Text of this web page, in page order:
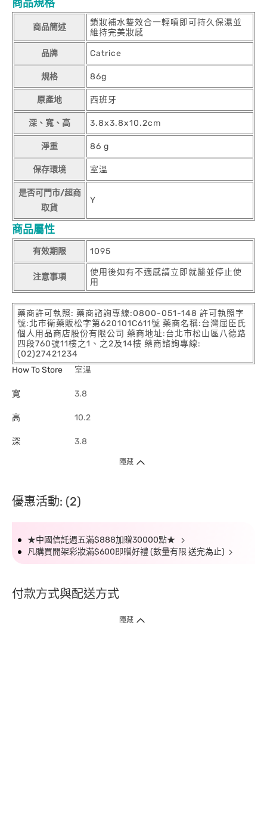
商品規格
商品簡述
鎖妝補水雙效合一輕噴即可持久保濕並
維持完美妝感
品牌 Catrice
規格 86g
原產地 西班牙
深、寬、高 3.8x3.8x10.2cm
淨重 86 g
保存環境 室溫
是否可門市/超商
取貨
Y
商品屬性
有效期限 1095
注意事項
使用後如有不適感請立即就醫並停止使
用
藥商許可執照: 藥商諮詢專線:0800-051-148 許可執照字
號:北市衛藥販松字第620101C611號 藥商名稱:台灣屈臣氏
個人用品商店股份有限公司 藥商地址:台北市松山區八德路
四段760號11樓之1、之2及14樓 藥商諮詢專線:
(02)27421234
How To Store
室溫
寬 3.8
高 10.2
深 3.8
隱藏
優惠活動: (2)
★中國信託週五滿$888加贈30000點★
凡購買開架彩妝滿$600即贈好禮 (數量有限 送完為止)
付款方式與配送方式
隱藏